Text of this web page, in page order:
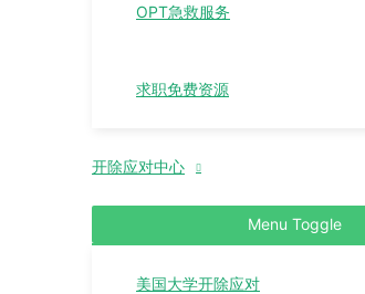
OPT急救服务
求职免费资源
开除应对中心
Menu Toggle
美国大学开除应对